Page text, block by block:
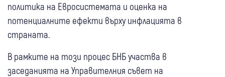
политика на Евросистемата и оценка на
потенциалните ефекти върху инфлацията в
страната.
В рамките на този процес БНБ участва в
заседанията на Управителния съвет на